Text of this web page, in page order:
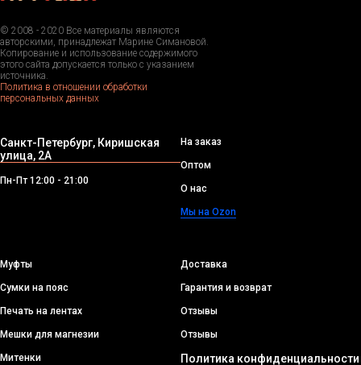
© 2008 - 2020 Все материалы являются
авторскими, принадлежат Марине Симановой.
Копирование и использование содержимого
этого сайта допускается только с указанием
источника.
Политика в отношении обработки
персональных данных
Санкт-Петербург, Киришская
улица, 2А
Пн-Пт 12:00 - 21:00
На заказ
Оптом
О нас
Мы на Ozon
Муфты
Сумки на пояс
Печать на лентах
Мешки для магнезии
Митенки
Доставка
Гарантия и возврат
Отзывы
Отзывы
Политика конфиденциальности